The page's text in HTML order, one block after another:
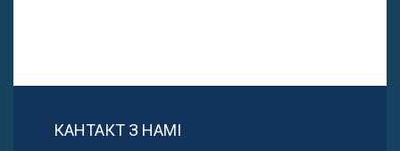
КАНТАКТ З НАМІ